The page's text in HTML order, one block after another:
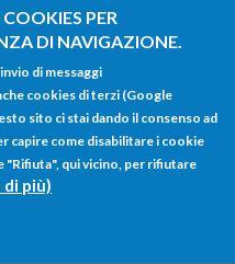
PER
DI NAVIGAZIONE.
di messaggi
cookies di terzi (Google
sito ci stai dando il consenso ad
capire come disabilitare i cookie
qui vicino, per rifiutare
di più)